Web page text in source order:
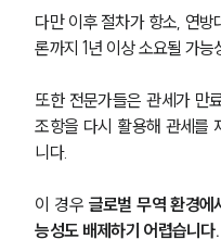
다만 이후 절차가 항소, 연
론까지 1년 이상 소요될 가능
또한 전문가들은 관세가 만
조항을 다시 활용해 관세를
니다.
이 경우 글로벌 무역 환경에
능성도 배제하기 어렵습니다.